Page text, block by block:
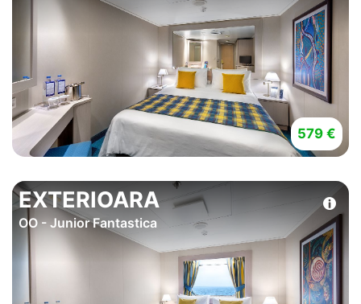
579 €
EXTERIOARA
OO - Junior Fantastica